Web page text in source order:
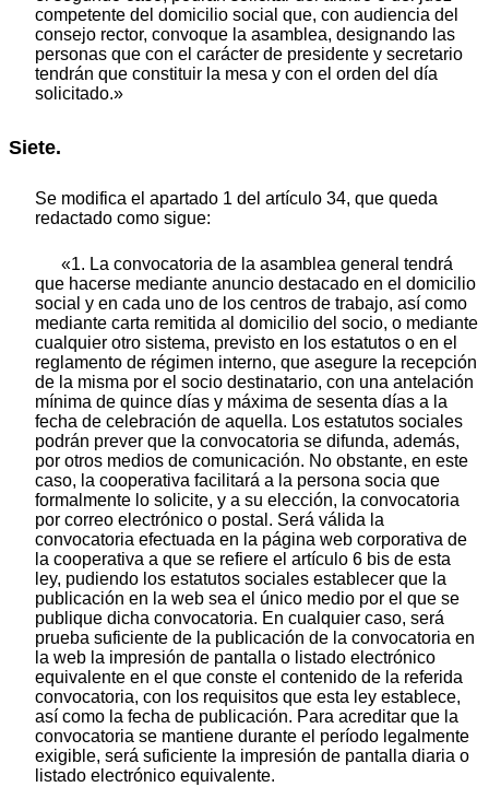
competente del domicilio social que, con audiencia del
consejo rector, convoque la asamblea, designando las
personas que con el carácter de presidente y secretario
tendrán que constituir la mesa y con el orden del día
solicitado.»
Siete.
Se modifica el apartado 1 del artículo 34, que queda
redactado como sigue:
«1. La convocatoria de la asamblea general tendrá
que hacerse mediante anuncio destacado en el domicilio
social y en cada uno de los centros de trabajo, así como
mediante carta remitida al domicilio del socio, o mediante
cualquier otro sistema, previsto en los estatutos o en el
reglamento de régimen interno, que asegure la recepción
de la misma por el socio destinatario, con una antelación
mínima de quince días y máxima de sesenta días a la
fecha de celebración de aquella. Los estatutos sociales
podrán prever que la convocatoria se difunda, además,
por otros medios de comunicación. No obstante, en este
caso, la cooperativa facilitará a la persona socia que
formalmente lo solicite, y a su elección, la convocatoria
por correo electrónico o postal. Será válida la
convocatoria efectuada en la página web corporativa de
la cooperativa a que se refiere el artículo 6 bis de esta
ley, pudiendo los estatutos sociales establecer que la
publicación en la web sea el único medio por el que se
publique dicha convocatoria. En cualquier caso, será
prueba suficiente de la publicación de la convocatoria en
la web la impresión de pantalla o listado electrónico
equivalente en el que conste el contenido de la referida
convocatoria, con los requisitos que esta ley establece,
así como la fecha de publicación. Para acreditar que la
convocatoria se mantiene durante el período legalmente
exigible, será suficiente la impresión de pantalla diaria o
listado electrónico equivalente.